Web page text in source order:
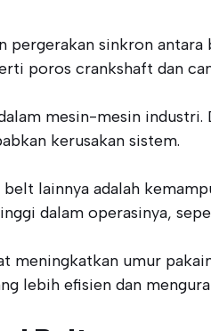
pergerakan sinkron
poros crankshaft dan
mesin-mesin
kerusakan sistem.
lainnya adalah
dalam operasinya,
meningkatkan umur
lebih efisien dan